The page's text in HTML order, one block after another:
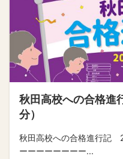
秋田高校への合格
分）
秋田高校への合格進行記
ーーーーーーーー...